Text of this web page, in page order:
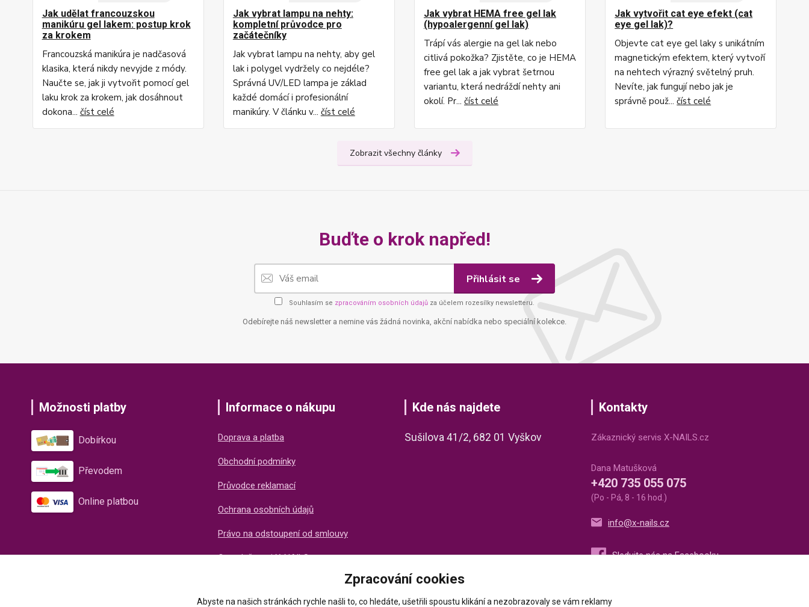
Jak udělat francouzskou
manikúru gel lakem: postup krok
za krokem
Francouzská manikúra je nadčasová
klasika, která nikdy nevyjde z módy.
Naučte se, jak ji vytvořit pomocí gel
laku krok za krokem, jak dosáhnout
dokona... číst celé
Jak vybrat lampu na nehty:
kompletní průvodce pro
začátečníky
Jak vybrat lampu na nehty, aby gel
lak i polygel vydržely co nejdéle?
Správná UV/LED lampa je základ
každé domácí i profesionální
manikúry. V článku v... číst celé
Jak vybrat HEMA free gel lak
(hypoalergenní gel lak)
Trápí vás alergie na gel lak nebo
citlivá pokožka? Zjistěte, co je HEMA
free gel lak a jak vybrat šetrnou
variantu, která nedráždí nehty ani
okolí. Pr... číst celé
Jak vytvořit cat eye efekt (cat
eye gel lak)?
Objevte cat eye gel laky s unikátním
magnetickým efektem, který vytvoří
na nehtech výrazný světelný pruh.
Nevíte, jak fungují nebo jak je
správně použ...číst celé
Zobrazit všechny články
Buďte o krok napřed!
Přihlásit se
Souhlasím se zpracováním osobních údajů za účelem rozesílky newsletteru.
Odebírejte náš newsletter a nemine vás žádná novinka, akční nabídka nebo speciální kolekce.
Možnosti platby
Dobírkou
Převodem
Online platbou
Informace o nákupu
Doprava a platba
Obchodní podmínky
Průvodce reklamací
Ochrana osobních údajů
Právo na odstoupení od smlouvy
O společnosti X-NAILS
Kde nás najdete
Sušilova 41/2, 682 01 Vyškov
Kontakty
Zákaznický servis X-NAILS.cz
Dana Matušková
+420 735 055 075
(Po - Pá, 8 - 16 hod.)
info@x-nails.cz
Zpracování cookies
Abyste na našich stránkách rychle našli to, co hledáte, ušetřili spoustu klikání a nezobrazovaly se vám reklamy